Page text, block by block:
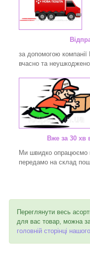
за допомогою
вчасно та
Вже за 30 хв
Ми швидко опрацюємо
передамо на склад
Переглянути весь
для вас товар, можна
головній сторінці